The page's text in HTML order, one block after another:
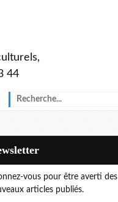
44
vous pour être averti des
articles publiés.